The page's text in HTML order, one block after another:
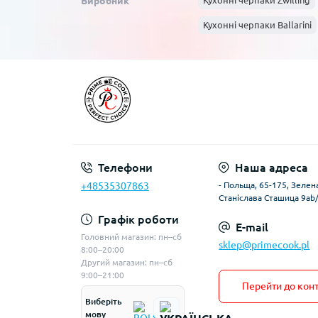
Кухонні черпаки Ballarini
Телефони
+48535307863
Графік роботи
Головний магазин: пн–сб
8:00–20:00
Другий магазин: пн–сб
9:00–21:00
Виберіть
мову
Наша адреса
- Польща, 65-175,
Станіслава Сташица
E-mail
sklep@primecook.pl
Перейти до